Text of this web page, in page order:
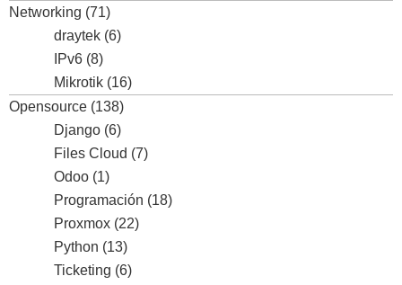
Networking (71)
draytek (6)
IPv6 (8)
Mikrotik (16)
Opensource (138)
Django (6)
Files Cloud (7)
Odoo (1)
Programación (18)
Proxmox (22)
Python (13)
Ticketing (6)